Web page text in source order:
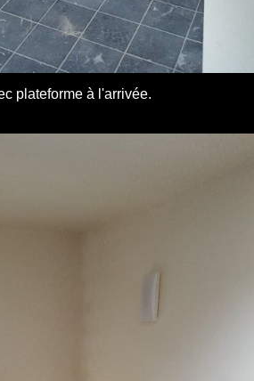
plateforme à l'arrivée.